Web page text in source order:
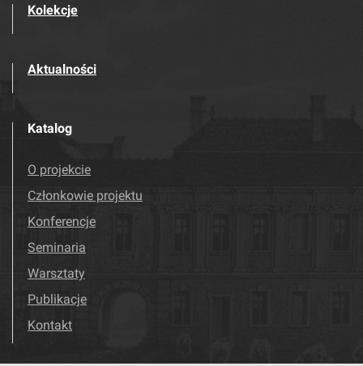
Kolekcje
Aktualności
Katalog
O projekcie
Członkowie projektu
Konferencje
Seminaria
Warsztaty
Publikacje
Kontakt